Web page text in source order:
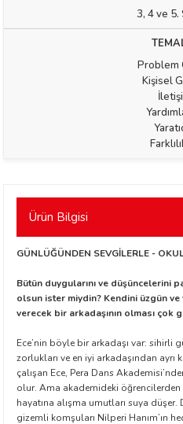
3, 4 ve 5.
Problem
Kişisel
Ürün Bilgisi
GÜNLÜĞÜNDEN SEVGİLERLE -
Bütün duygularını ve düşüncelerini
olsun ister miydin? Kendini üzgün
verecek bir arkadaşının olması çok
Ece’nin böyle bir arkadaşı var: sihirli
zorlukları ve en iyi arkadaşından
çalışan Ece, Pera Dans
olur. Ama akademideki
hayatına alışma umutları suya
gizemli komşuları Nilperi Hanım’ın